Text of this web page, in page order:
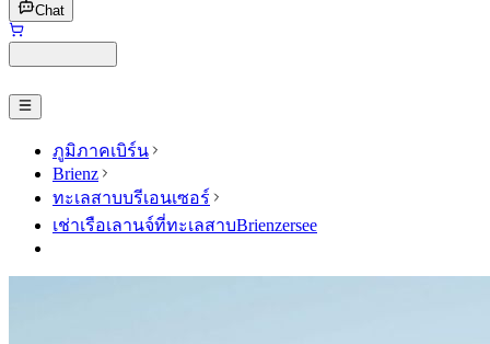
Chat
ภูมิภาคเบิร์น
Brienz
ทะเลสาบบรีเอนเซอร์
เช่าเรือเลานจ์ที่ทะเลสาบBrienzersee